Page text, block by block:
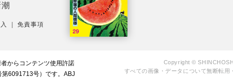
｜免責事項
からコンテンツ使用許諾
第6091713号）です。ABJ
Copyright ©
すべての画像・データについて無断転用